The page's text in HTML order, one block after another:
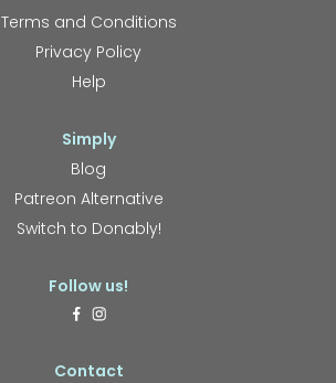
Terms and Conditions
Privacy Policy
Help
Simply
Blog
Patreon Alternative
Switch to Donably!
Follow us!
Contact